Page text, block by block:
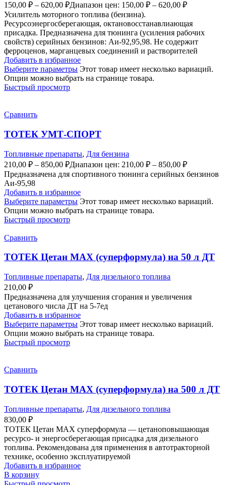
150,00 ₽ – 620,00 ₽Диапазон цен: 150,00 ₽ – 620,00 ₽
Усилитель моторного топлива (бензина).
Ресурсоэнергосберегающая, октановосстанавлиающая
присадка. Предназначена для тюнинга (усиления рабочих
свойств) серийных бензинов: Аи-92,95,98. Не содержит
ферроценов, марганцевых соединений и растворителей
Добавить в избранное
Выберите параметры Этот товар имеет несколько вариаций.
Опции можно выбрать на странице товара.
Быстрый просмотр
Сравнить
ТОТЕК УМТ-СПОРТ
Топливные препараты, Для бензина
210,00 ₽ – 850,00 ₽Диапазон цен: 210,00 ₽ – 850,00 ₽
Предназначена для спортивного тюнинга серийных бензинов
Аи-95,98
Добавить в избранное
Выберите параметры Этот товар имеет несколько вариаций.
Опции можно выбрать на странице товара.
Быстрый просмотр
Сравнить
ТОТЕК Цетан МАХ (суперформула) на 50 л ДТ
Топливные препараты, Для дизельного топлива
210,00 ₽
Предназначена для улучшения сгорания и увеличения
цетанового числа ДТ на 5-7ед
Добавить в избранное
Выберите параметры Этот товар имеет несколько вариаций.
Опции можно выбрать на странице товара.
Быстрый просмотр
Сравнить
ТОТЕК Цетан МАХ (суперформула) на 500 л ДТ
Топливные препараты, Для дизельного топлива
830,00 ₽
ТОТЕК Цетан МАХ суперформула — цетаноповышающая
ресурсо- и энергосберегающая присадка для дизельного
топлива. Рекомендована для применения в автотракторной
технике, особенно эксплуатируемой
Добавить в избранное
В корзину